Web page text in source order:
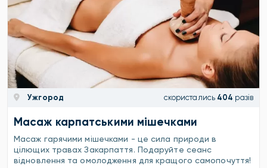
Ужгород скористались 404 разів
Масаж карпатськими мішечками
Масаж гарячими мішечками - це сила природи в
цілющих травах Закарпаття. Подаруйте сеанс
відновлення та омолодження для кращого самопочуття!